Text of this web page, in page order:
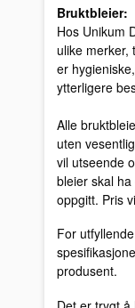
Bruktbleier:
Hos Unikum
ulike merker,
er
ytterligere
Alle
uten
vil utseende
bleier skal
oppgitt. Pris
For
produsent.